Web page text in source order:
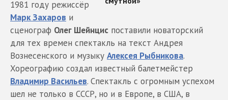
1981 году режиссёр
Марк Захаров и
сценограф Олег Шейнцис поставили новаторский
для тех времен спектакль на текст Андрея
Вознесенского и музыку Алексея Рыбникова.
Хореографию создал известный балетмейстер
Владимир Васильев. Спектакль с огромным успехом
шел не только в СССР, но и в Европе, в США, в